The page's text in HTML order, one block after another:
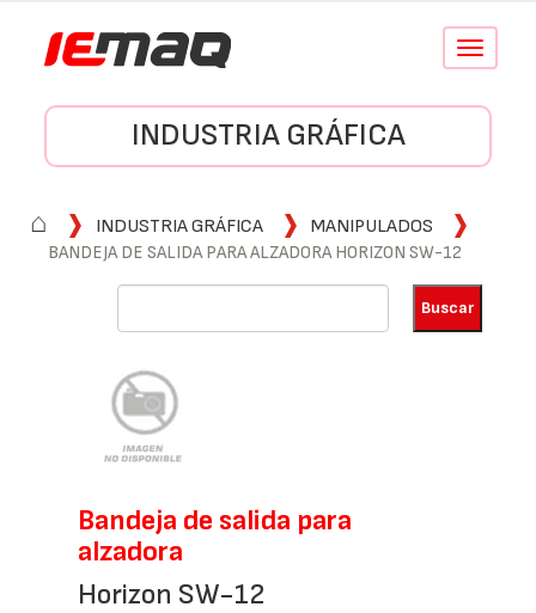
Conmutar
INDUSTRIA GRÁFICA
⌂ INDUSTRIA GRÁFICA
MANIPULADOS
BANDEJA DE SALIDA PARA ALZADORA HORIZON SW-12
Bandeja de salida para
alzadora
Horizon SW-12